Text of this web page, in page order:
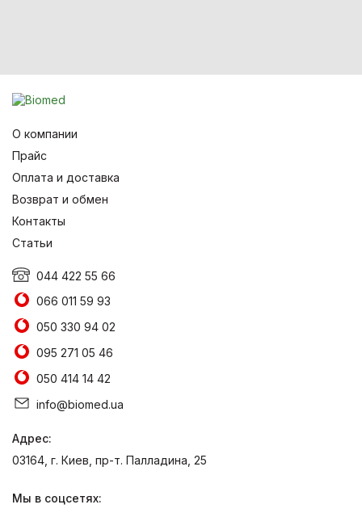
О компании
Прайс
Оплата и доставка
Возврат и обмен
Контакты
Статьи
044 422 55 66
066 011 59 93
050 330 94 02
095 271 05 46
050 414 14 42
info@biomed.ua
Адрес:
03164, г. Киев, пр-т. Палладина, 25
Мы в соцсетях: